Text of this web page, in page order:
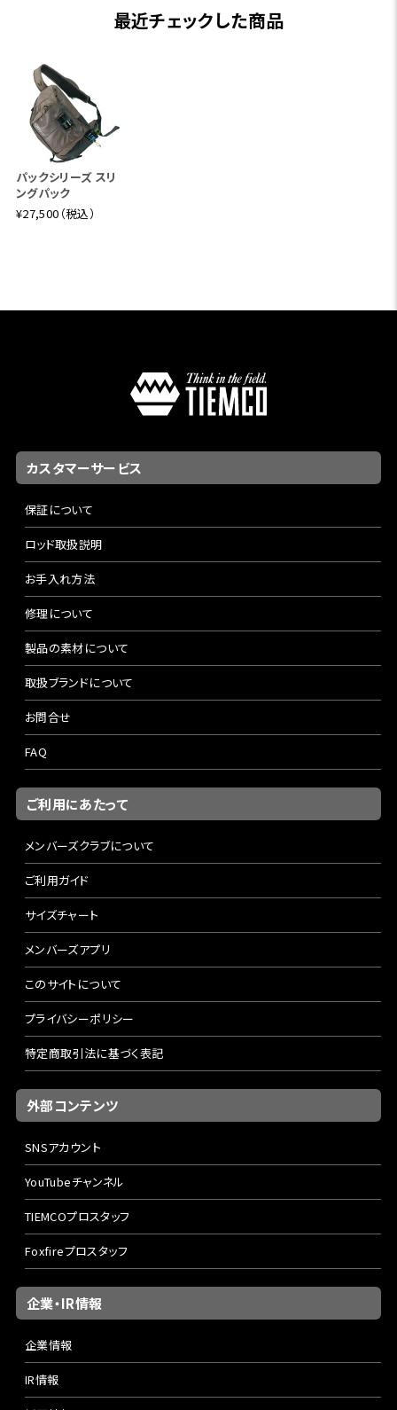
最近チェックした商品
パックシリーズ スリ
ングパック
¥27,500（税込）
カスタマーサービス
保証について
ロッド取扱説明
お手入れ方法
修理について
製品の素材について
取扱ブランドについて
お問合せ
FAQ
ご利用にあたって
メンバーズクラブについて
ご利用ガイド
サイズチャート
メンバーズアプリ
このサイトについて
プライバシーポリシー
特定商取引法に基づく表記
外部コンテンツ
SNSアカウント
YouTubeチャンネル
TIEMCOプロスタッフ
Foxfireプロスタッフ
企業・IR情報
企業情報
IR情報